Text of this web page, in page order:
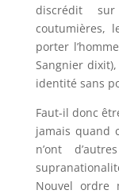
discrédit
coutumières,
porter
Sangnier
identité sans
Faut-il donc
jamais quand
n’ont
Nouvel ordre